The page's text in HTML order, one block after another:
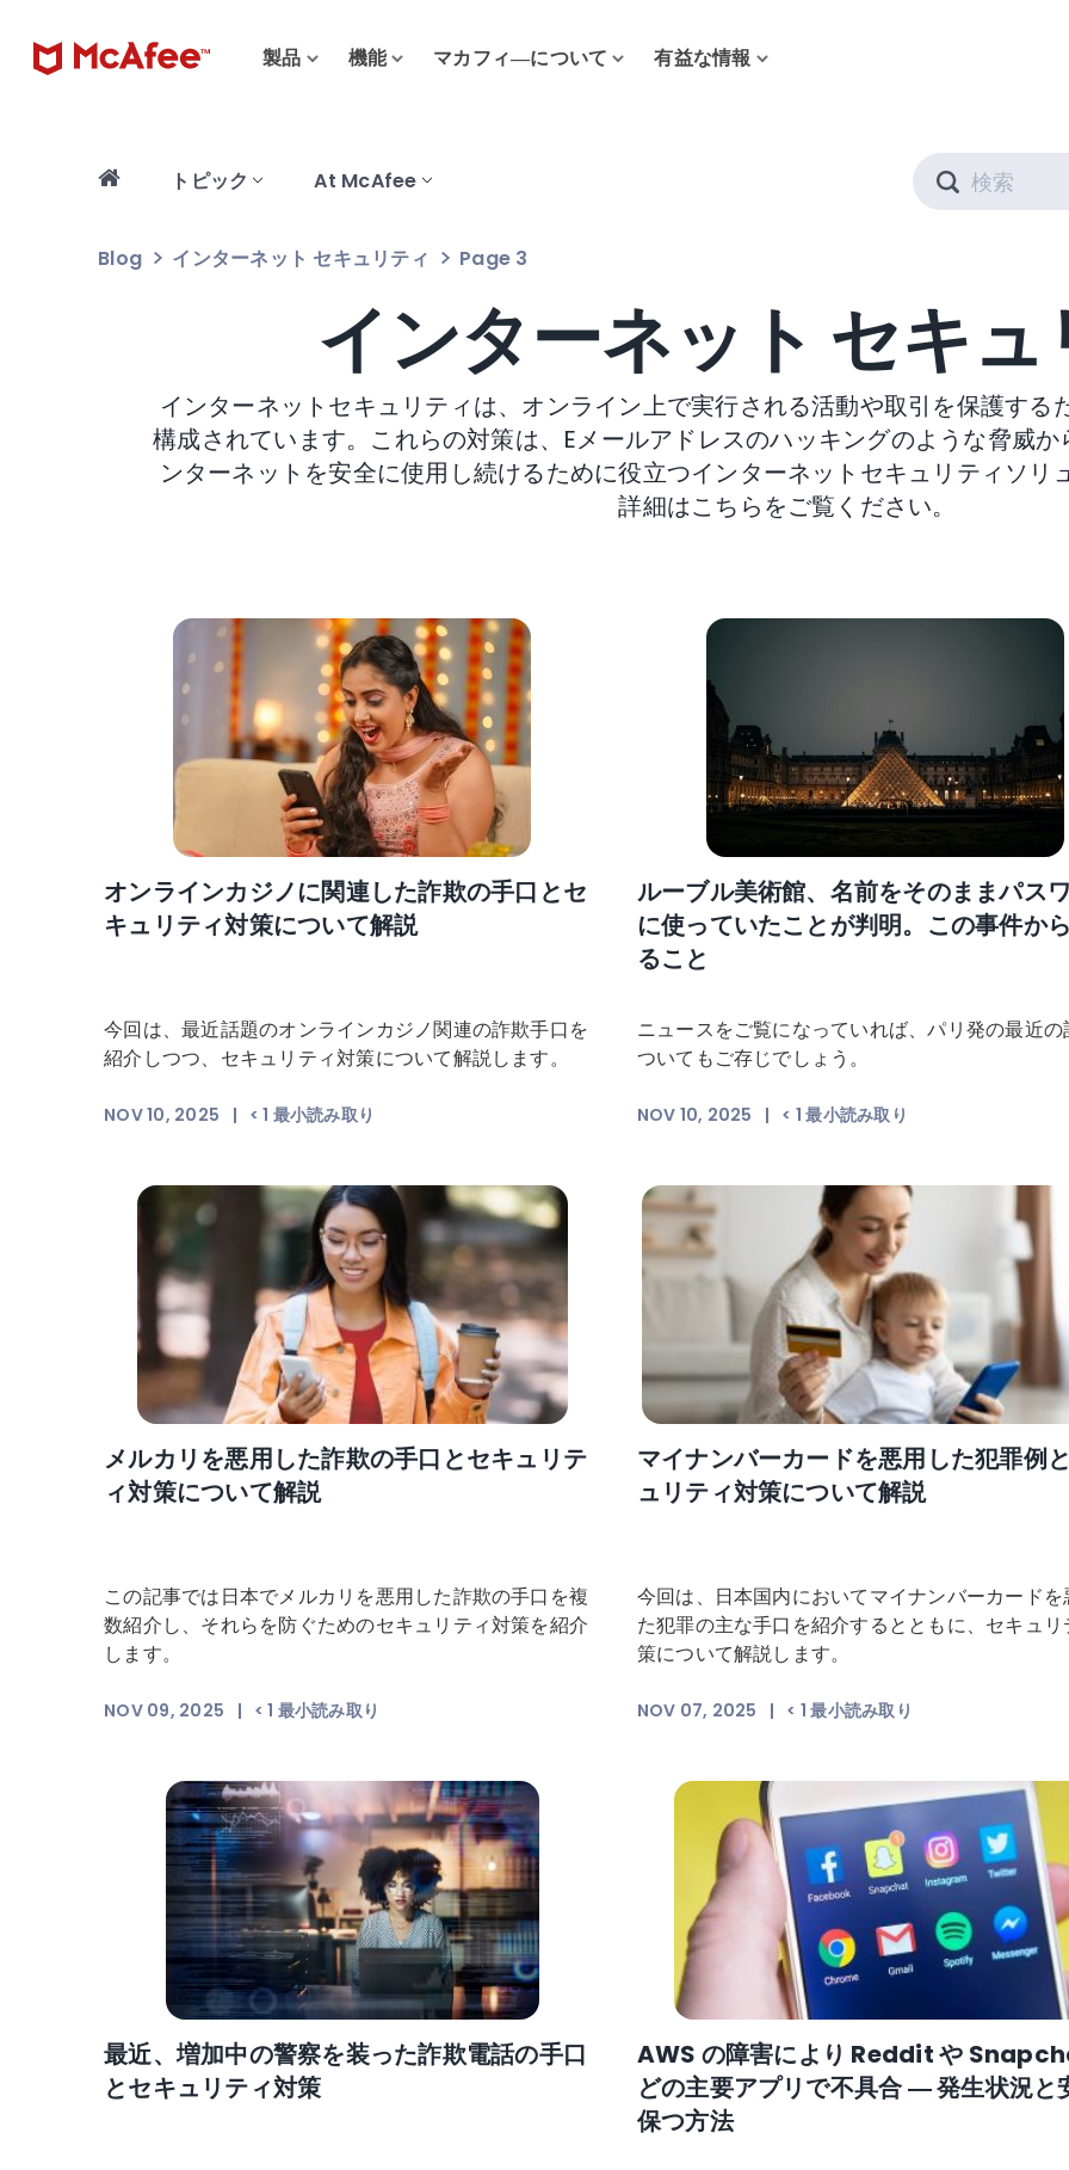
製品 機能 マカフィ―について 有益な情報
トピック At McAfee
Search
Blog インターネット セキュリティ Page 3
インターネット セキ
インターネットセキュリティは、オンライン上で実行される活動や取引を保護する
構成されています。これらの対策は、Eメールアドレスのハッキングのような脅威
ンターネットを安全に使用し続けるために役立つインターネットセキュリティソリ
詳細はこちらをご覧ください。
オンラインカジノに関連した詐欺の手口とセ
キュリティ対策について解説
今回は、最近話題のオンラインカジノ関連の詐欺手口を
紹介しつつ、セキュリティ対策について解説します。
NOV 10, 2025 | < 1 最小読み取り
ルーブル美術館、名前をそのままパス
に使っていたことが判明。この事件か
ること
ニュースをご覧になっていれば、パリ発の最近
ついてもご存じでしょう。
NOV 10, 2025 | < 1 最小読み取り
メルカリを悪用した詐欺の手口とセキュリテ
ィ対策について解説
この記事では日本でメルカリを悪用した詐欺の手口を複
数紹介し、それらを防ぐためのセキュリティ対策を紹介
します。
NOV 09, 2025 | < 1 最小読み取り
マイナンバーカードを悪用した犯罪例
ュリティ対策について解説
今回は、日本国内においてマイナンバーカードを
た犯罪の主な手口を紹介するとともに、セキュ
策について解説します。
NOV 07, 2025 | < 1 最小読み取り
最近、増加中の警察を装った詐欺電話の手口
とセキュリティ対策
AWS の障害により Reddit や
どの主要アプリで不具合 ― 発生状況と
保つ方法